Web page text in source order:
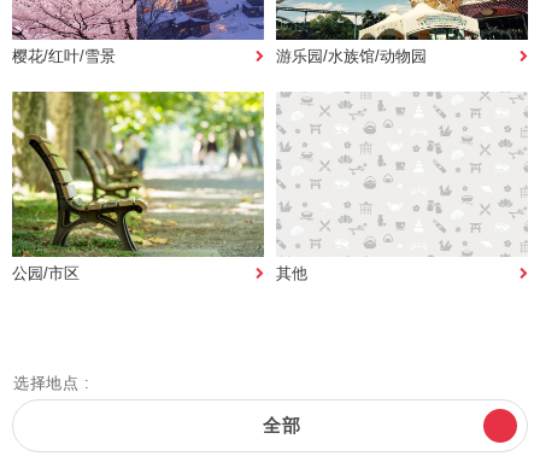
樱花/红叶/雪景 游乐园/水族馆/动物园
公园/市区 其他
选择地点 :
全部